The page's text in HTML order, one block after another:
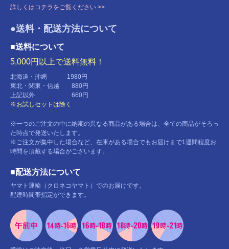
詳しくはコチラをご覧ください >>
●送料・配送方法について
■送料について
5,000円以上で送料無料！
北海道・沖縄 1980円
東北・関東・信越 880円
上記以外 660円
※お試しセットは除く
※一つのご注文の中に納期の異なる商品がある場合は、全ての商品がそろっ
た時点で発送いたします。
※ご注文が集中した場合など、在庫がある場合でもお届けまで1週間程度お
時間を頂戴する場合がございます。
■配送方法について
ヤマト運輸（クロネコヤマト）でのお届けです。
配達時間帯指定ができます。